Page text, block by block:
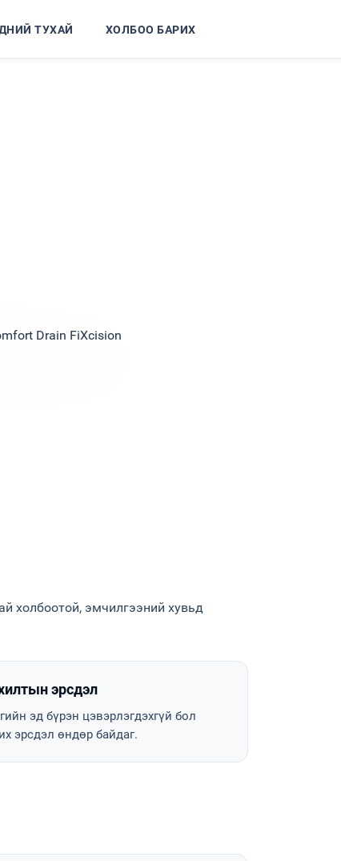
ТУХАЙ ХОЛБОО БАРИХ
холбоотой, эмчилгээний хувьд
эрсдэл
эд бүрэн цэвэрлэгдэхгүй бол
эрсдэл өндөр байдаг.